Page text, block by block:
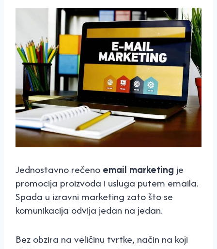
Jednostavno rečeno email marketing je
promocija proizvoda i usluga putem emaila.
Spada u izravni marketing zato što se
komunikacija odvija jedan na jedan.
Bez obzira na veličinu tvrtke, način na koji